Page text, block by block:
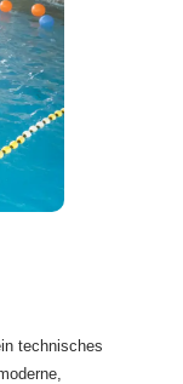
technisches